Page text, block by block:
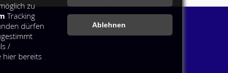
zu
Tracking
dürfen
/
hier bereits